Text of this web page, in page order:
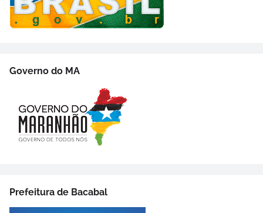
Governo do MA
Prefeitura de Bacabal